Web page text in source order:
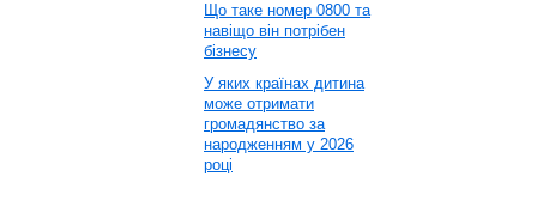
Що таке номер 0800 та
навіщо він потрібен
бізнесу
У яких країнах дитина
може отримати
громадянство за
народженням у 2026
році